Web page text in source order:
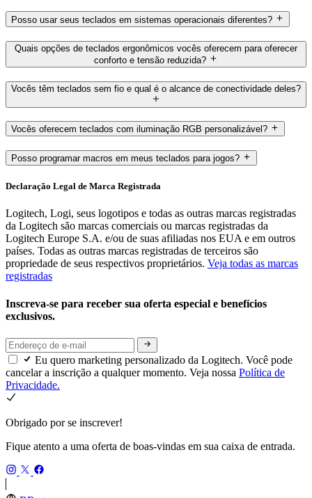
Posso usar seus teclados em sistemas operacionais diferentes?
Quais opções de teclados ergonômicos vocês oferecem para oferecer
conforto e tensão reduzida?
Vocês têm teclados sem fio e qual é o alcance de conectividade deles?
Vocês oferecem teclados com iluminação RGB personalizável?
Posso programar macros em meus teclados para jogos?
Declaração Legal de Marca Registrada
Logitech, Logi, seus logotipos e todas as outras marcas registradas
da Logitech são marcas comerciais ou marcas registradas da
Logitech Europe S.A. e/ou de suas afiliadas nos EUA e em outros
países. Todas as outras marcas registradas de terceiros são
propriedade de seus respectivos proprietários. Veja todas as marcas
registradas
Inscreva-se para receber sua oferta especial e benefícios
exclusivos.
Eu quero marketing personalizado da Logitech. Você pode
cancelar a inscrição a qualquer momento. Veja nossa Política de
Privacidade.
Obrigado por se inscrever!
Fique atento a uma oferta de boas-vindas em sua caixa de entrada.